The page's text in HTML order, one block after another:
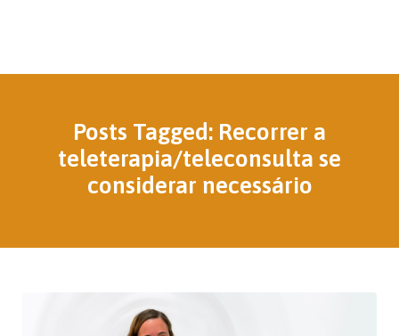
Posts Tagged: Recorrer a
teleterapia/teleconsulta se
considerar necessário